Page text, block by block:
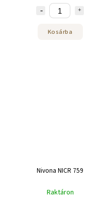
Kosárba
Nivona NICR 759
Raktáron